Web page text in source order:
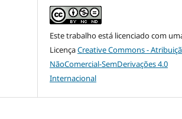
Este trabalho está licenciado com
LicençaCreative Commons -
NãoComercial-SemDerivações 4.0
Internacional